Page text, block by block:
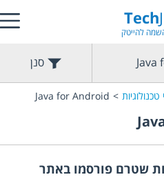
Tech
להייטק
Java for Android
Java סנן
שטרם פורסמו באתר